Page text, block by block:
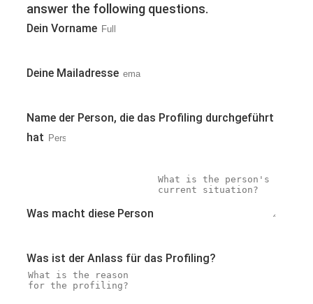
answer the following questions.
Dein Vorname
Deine Mailadresse
Name der Person, die das Profiling durchgeführt
hat
Was macht diese Person
Was ist der Anlass für das Profiling?